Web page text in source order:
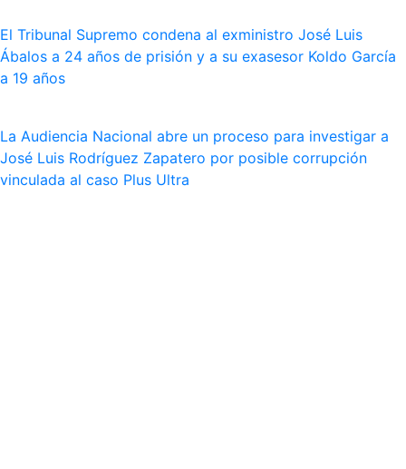
El Tribunal Supremo condena al exministro José Luis
Ábalos a 24 años de prisión y a su exasesor Koldo García
a 19 años
La Audiencia Nacional abre un proceso para investigar a
José Luis Rodríguez Zapatero por posible corrupción
vinculada al caso Plus Ultra